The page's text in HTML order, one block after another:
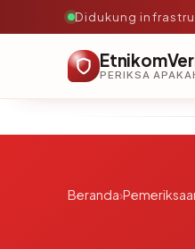
Didukung
Beranda›